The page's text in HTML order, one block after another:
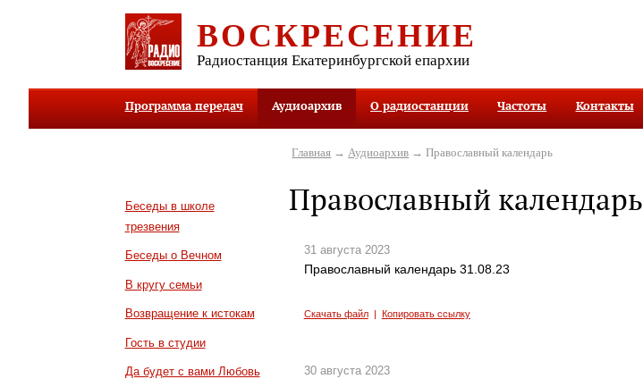
ВОСКРЕСЕНИЕ
Радиостанция Екатеринбургской епархии
Программа передач Аудиоархив О радиостанции Частоты Контакты
Беседы в школе
трезвения
Беседы о Вечном
В кругу семьи
Возвращение к истокам
Гость в студии
Да будет с вами Любовь
Главная → Аудиоархив → Православный календарь
Православный календарь
31 августа 2023
Православный календарь 31.08.23
Скачать файл| Копировать ссылку
30 августа 2023